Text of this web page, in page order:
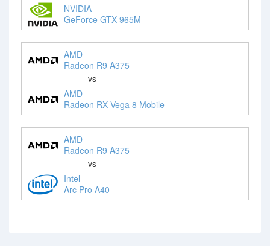
NVIDIA
GeForce GTX 965M
AMD
Radeon R9 A375
vs
AMD
Radeon RX Vega 8 Mobile
AMD
Radeon R9 A375
vs
Intel
Arc Pro A40